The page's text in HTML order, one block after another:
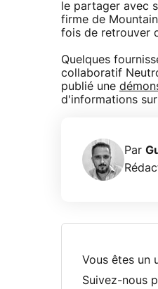
le partager avec
firme de
fois de retrouver
Quelques
collaboratif
publié une
d'informations sur
Par
Vous êtes un
Suivez-nous